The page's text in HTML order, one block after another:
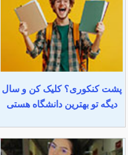
پشت کنکوری؟ کلیک کن و سال
دیگه تو بهترین دانشگاه هستی